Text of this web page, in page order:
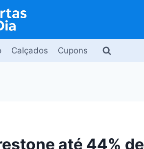
Calçados Cupons
até 44% de